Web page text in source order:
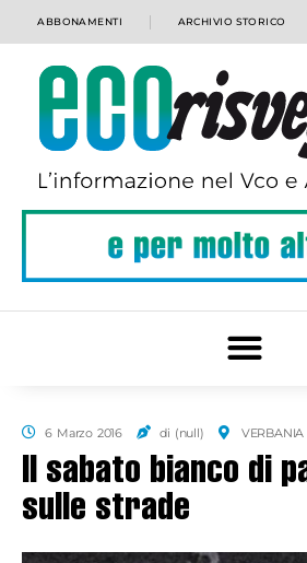
ABBONAMENTI ARCHIVIO STORICO
6 Marzo 2016 di (null) VERBANIA
Il sabato bianco di
sulle strade